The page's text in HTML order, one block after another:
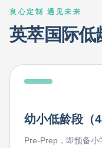
良心定制 遇见未来
英萃国际低
幼小低龄段（
Pre-Prep，即预备